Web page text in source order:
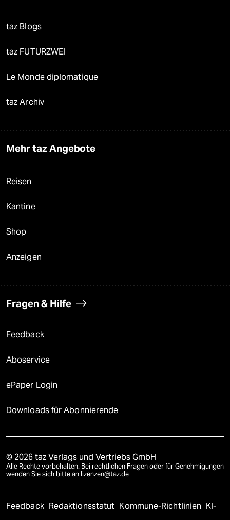
taz Blogs
taz FUTURZWEI
Le Monde diplomatique
taz Archiv
Mehr taz Angebote
Reisen
Kantine
Shop
Anzeigen
Fragen & Hilfe
Feedback
Aboservice
ePaper Login
Downloads für Abonnierende
© 2026 taz Verlags und Vertriebs GmbH
Alle Rechte vorbehalten. Bei rechtlichen Fragen oder für Genehmigungen
wenden Sie sich bitte an lizenzen@taz.de
Feedback Redaktionsstatut Kommune-Richtlinien KI-